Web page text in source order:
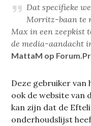
Dat specifieke
Morritz-baan te
Max in een zeepkist
de media-aandacht
MattaM op
Deze gebruiker
ook de website van
kan zijn dat de
onderhoudslijst